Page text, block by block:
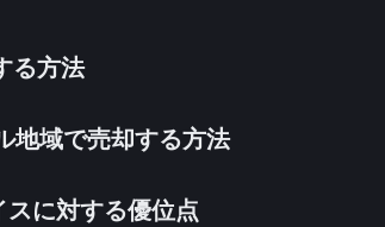
る方法
地域で売却する方法
に対する優位点